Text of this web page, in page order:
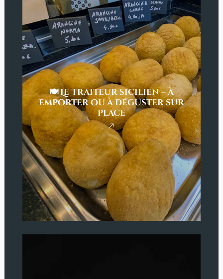
🍽️ Le Traiteur sicilien – à
emporter ou à déguster sur
place